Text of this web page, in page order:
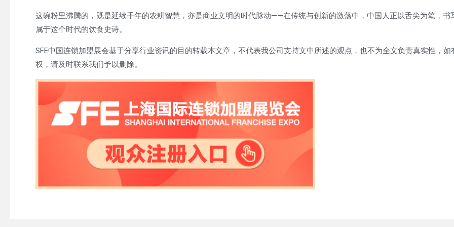
这碗粉里沸腾的，既是延续千年的农耕智慧，亦是商业文明的时代脉动——在传统与创新的激荡中，中国人正以舌尖为笔，书
属于这个时代的饮食史诗。
SFE中国连锁加盟展会基于分享行业资讯的目的转载本文章，不代表我公司支持文中所述的观点，也不为全文负责真实性，如
权，请及时联系我们予以删除。